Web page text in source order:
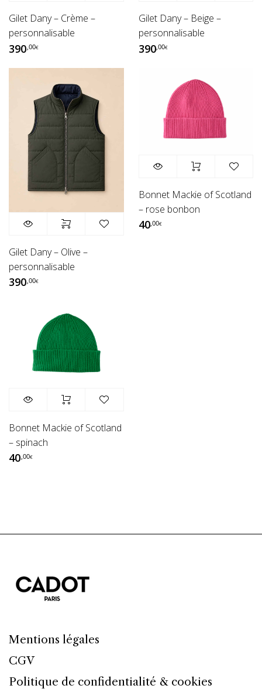
Gilet Dany – Crème –
personnalisable
390,00€
Gilet Dany – Beige –
personnalisable
390,00€
Gilet Dany – Olive –
personnalisable
390 ,00€
Bonnet Mackie of Scotland
– rose bonbon
40 ,00€
Bonnet Mackie of Scotland
– spinach
40 ,00€
Mentions légales
CGV
Politique de confidentialité & cookies